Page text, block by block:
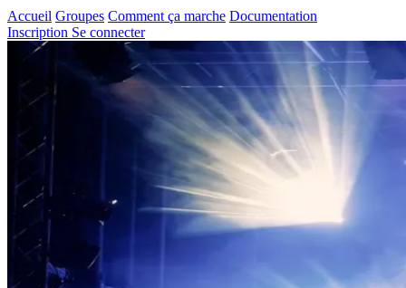
Accueil Groupes Comment ça marche Documentation
Inscription Se connecter